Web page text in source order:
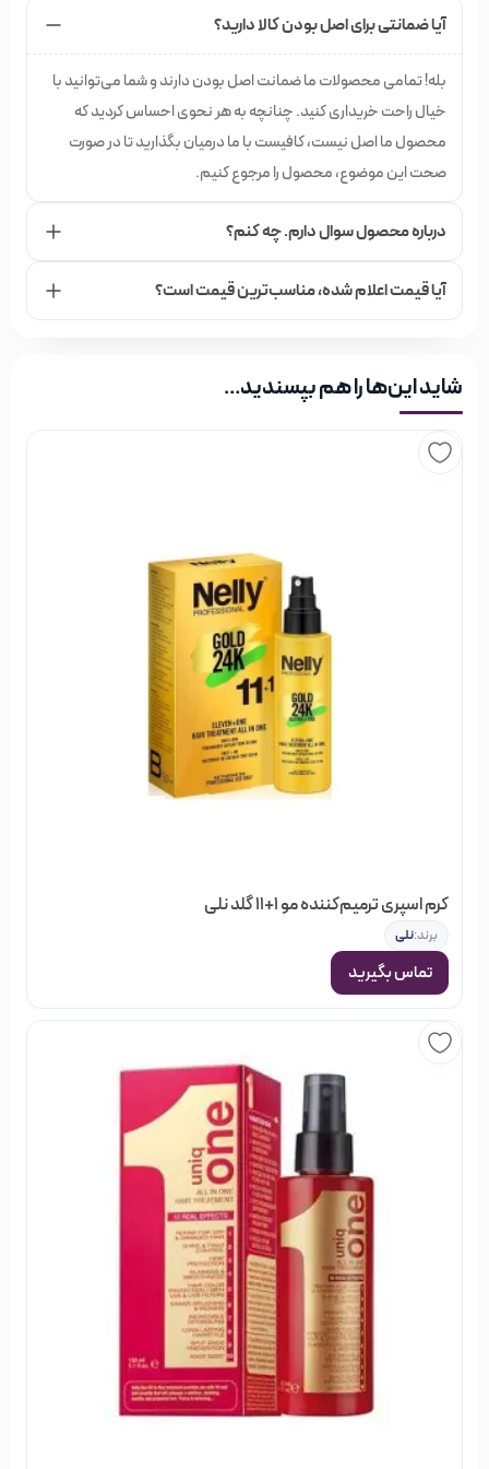
آیا ضمانتی برای اصل بودن کالا دارید؟
بله! تمامی محصولات ما ضمانت اصل بودن دارند و شما می‌توانید با
خیال راحت خریداری کنید. چنانچه به هر نحوی احساس کردید که
محصول ما اصل نیست، کافیست با ما درمیان بگذارید تا در صورت
صحت این موضوع، محصول را مرجوع کنیم.
درباره محصول سوال دارم. چه کنم؟
آیا قیمت اعلام شده،‌ مناسب‌ترین قیمت است؟
شاید این‌ها را هم بپسندید…
کرم اسپری ترمیم‌کننده مو 1+11 گلد نلی
برند:نلی
تماس بگیرید